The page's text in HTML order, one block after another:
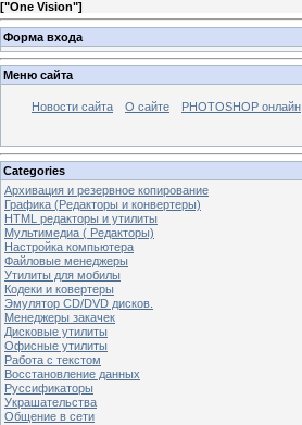
["One Vision"]
Форма входа
Меню сайта
Новости сайта О сайте PHOTOSHOP онлайн
Categories
Архивация и резервное копирование
Графика (Редакторы и конвертеры)
HTML редакторы и утилиты
Мультимедиа ( Редакторы)
Настройка компьютера
Файловые менеджеры
Утилиты для мобилы
Кодеки и ковертеры
Эмулятор CD/DVD дисков.
Менеджеры закачек
Дисковые утилиты
Офисные утилиты
Работа с текстом
Восстановление данных
Руссификаторы
Украшательства
Общение в сети